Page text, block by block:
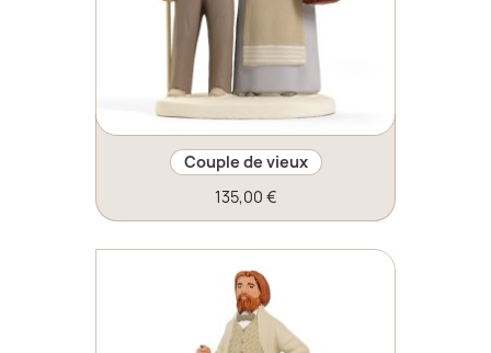
Couple de vieux
135,00 €